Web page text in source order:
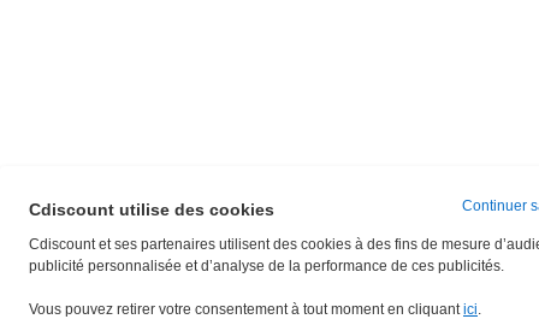
Cdiscount utilise des cookies
Cdiscount et ses partenaires utilisent des cookies à des fins de mesure
publicité personnalisée et d’analyse de la performance de ces publicités.
Vous pouvez retirer votre consentement à tout moment en cliquantici.
Continuer